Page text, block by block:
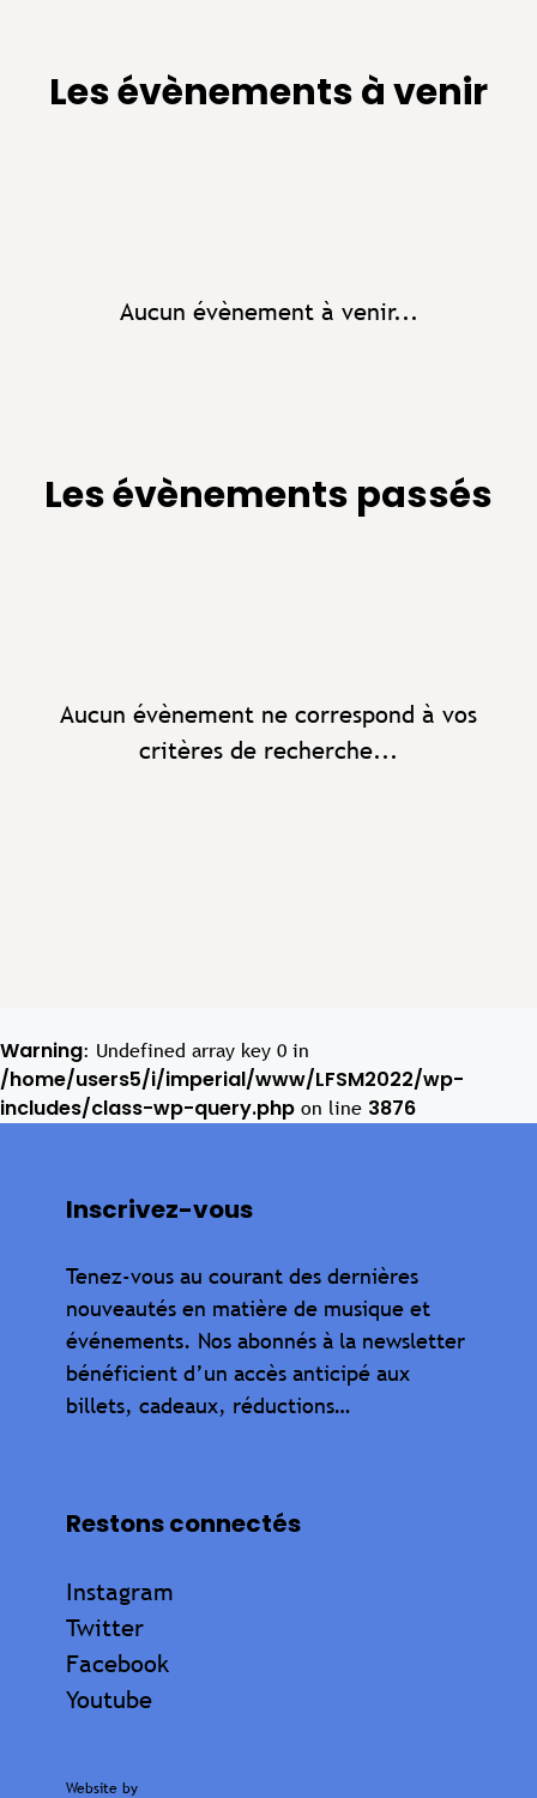
Les évènements à venir
Aucun évènement à venir...
Les évènements passés
Aucun évènement ne correspond à vos
critères de recherche...
Warning: Undefined array key 0 in
/home/users5/i/imperial/www/LFSM2022/wp-
includes/class-wp-query.php on line 3876
Inscrivez-vous
Tenez-vous au courant des dernières
nouveautés en matière de musique et
événements. Nos abonnés à la newsletter
bénéficient d’un accès anticipé aux
billets, cadeaux, réductions…
Restons connectés
Instagram
Twitter
Facebook
Youtube
Website by